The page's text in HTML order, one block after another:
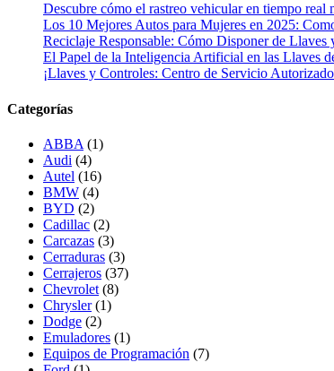
Descubre cómo el rastreo vehicular en tiempo
Los 10 Mejores Autos para Mujeres en 2025:
Reciclaje Responsable: Cómo Disponer de Llaves
El Papel de la Inteligencia Artificial en las Llaves
¡Llaves y Controles: Centro de Servicio
Categorías
ABBA (1)
Audi (4)
Autel (16)
BMW (4)
BYD (2)
Cadillac (2)
Carcazas (3)
Cerraduras (3)
Cerrajeros (37)
Chevrolet (8)
Chrysler (1)
Dodge (2)
Emuladores (1)
Equipos de Programación (7)